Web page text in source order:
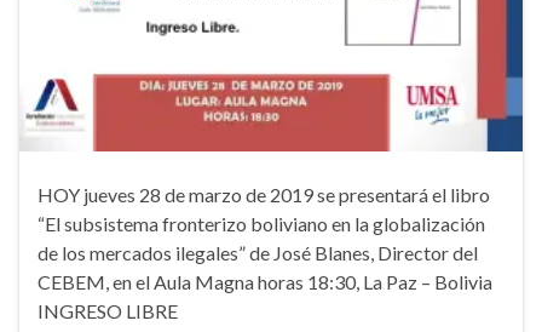
HOY jueves 28 de marzo de 2019 se presentará el libro
“El subsistema fronterizo boliviano en la globalización
de los mercados ilegales” de José Blanes, Director del
CEBEM, en el Aula Magna horas 18:30, La Paz – Bolivia
INGRESO LIBRE